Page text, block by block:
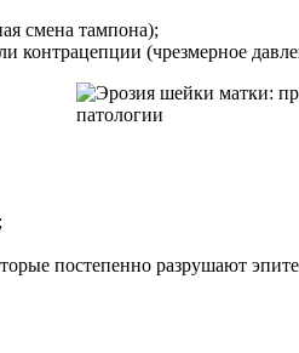
смена тампона);
контрацепции (чрезмерное
постепенно разрушают